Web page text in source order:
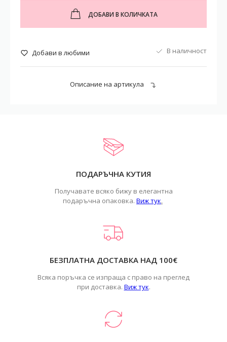
ДОБАВИ В КОЛИЧКАТА
Добави в любими В наличност
Описание на артикула
ПОДАРЪЧНА КУТИЯ
Получавате всяко бижу в елегантна
подаръчна опаковка. Виж тук.
БЕЗПЛАТНА ДОСТАВКА НАД 100€
Всяка поръчка се изпраща с право на преглед
при доставка. Виж тук.